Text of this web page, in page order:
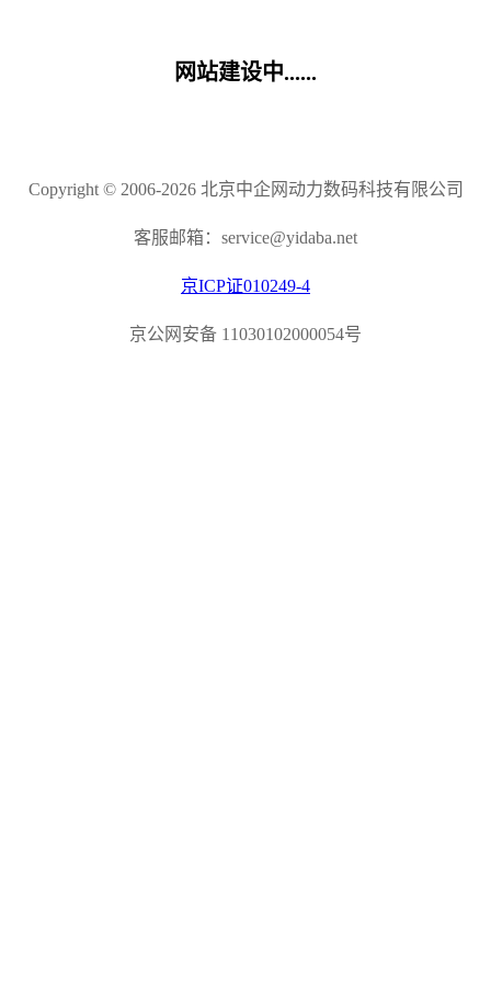
网站建设中......
Copyright © 2006-2026 北京中企网动力数码科技有限公司
客服邮箱：service@yidaba.net
京ICP证010249-4
京公网安备 11030102000054号